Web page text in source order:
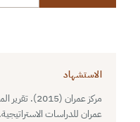
الاستشهاد
مركز عمران
عمران للدراسات الاستراتيجية.